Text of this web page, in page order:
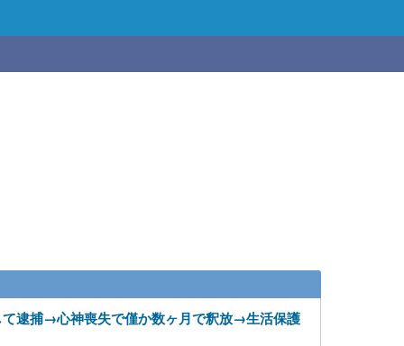
逮捕→心神喪失で僅か数ヶ月で釈放→生活保護